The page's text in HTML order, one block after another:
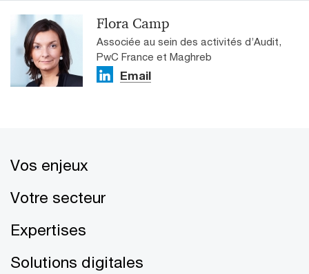
Flora Camp
Associée au sein des activités d’Audit,
PwC France et Maghreb
Email
Vos enjeux
Votre secteur
Expertises
Solutions digitales